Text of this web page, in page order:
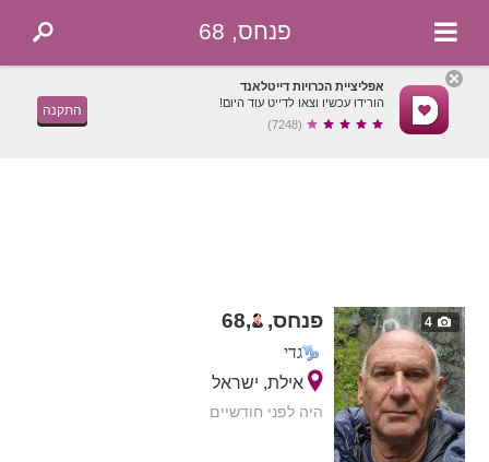
פנחס, 68
אפליציית הכרויות דייטלאנד
הורידו עכשיו וצאו לדייט עוד היום!
(7248)
התקנה
4 פנחס, ,
68
גדי
אילת, ישראל
היה לפני חודשיים